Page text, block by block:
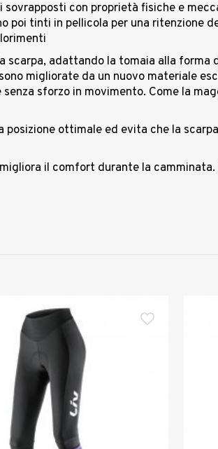
con proprietà fisiche e
poi tinti in pellicola per una ritenzione
adattando la tomaia alla forma
migliorate da un nuovo materiale
sforzo in movimento. Come la
ottimale ed evita che la
il comfort durante la